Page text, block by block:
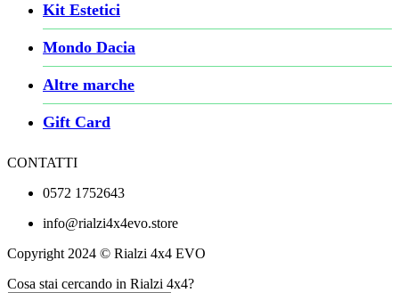
Kit Estetici
Mondo Dacia
Altre marche
Gift Card
CONTATTI
0572 1752643
info@rialzi4x4evo.store
Copyright 2024 © Rialzi 4x4 EVO
Cosa stai cercando in Rialzi 4x4?